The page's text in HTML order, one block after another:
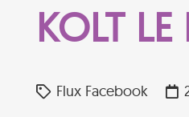
KOLT
Flux Facebook